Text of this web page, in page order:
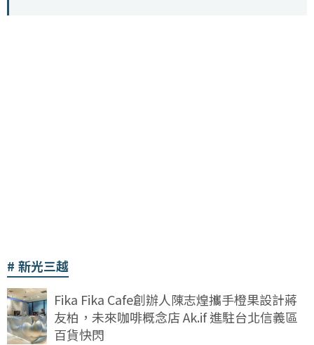
新光三越
Fika Fika Cafe創辦人陳志煌攜手橙果設計蔣
友柏，未來咖啡概念店 Ak.if 進駐台北信義區
百貨快閃